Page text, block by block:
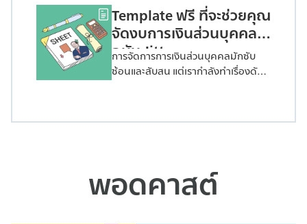
อย่างมีประสิทธิภาพ คู่มือที่อธิบาย
แนวคิดของ ETF และให้คำแนะนำทีละ
ขั้นตอนในการสร้างพอร์ตโฟลิโอที่
แข็งแกร่งผ่านขุมพลังของการลงทุน
แบบ Passive E-Book ที่เปรียบเสมือน
ซับซ้อน และจะช่วยเพิ่มพูนความมั่งคั่ง
มั่งคั่งกับการลงทุนแบบ Passive กับ
การกระจายความเสี่ยงด้วย ETF ที่ได้รับ
Template ฟรี ที่จะช่วยคุณ
จัดงบการเงินส่วนบุคคล
ฉบับ Jitta
การจัดการการเงินส่วนบุคคลมักซับ
ซ้อนและสับสน แต่เรากำลังทำเรื่องดัง
ทางการเงินของคุณมากยิ่งขึ้น ทั้งใน
ส่วนของ รายได้ ค่าใช้จ่าย ทรัพย์สิน
พอดคาสต์